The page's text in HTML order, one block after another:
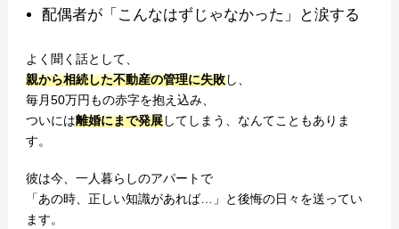
配偶者が「こんなはずじゃなかった」と涙する
よく聞く話として、
親から相続した不動産の管理に失敗し、
毎月50万円もの赤字を抱え込み、
ついには離婚にまで発展してしまう、なんてこともありま
す。
彼は今、一人暮らしのアパートで
「あの時、正しい知識があれば…」と後悔の日々を送ってい
ます。